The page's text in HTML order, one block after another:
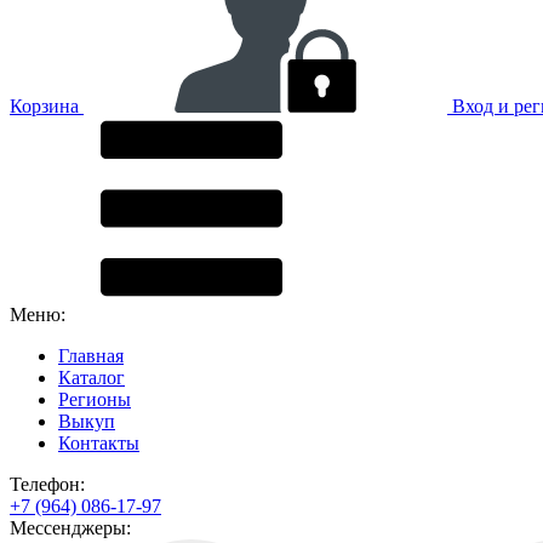
Корзина Вход и
Меню:
Главная
Каталог
Регионы
Выкуп
Контакты
Телефон:
+7 (964) 086-17-97
Мессенджеры: